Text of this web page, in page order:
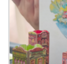
plus subtile que
ne procure pas
arriver trop tard
Water Lily est
plein de
Dominique